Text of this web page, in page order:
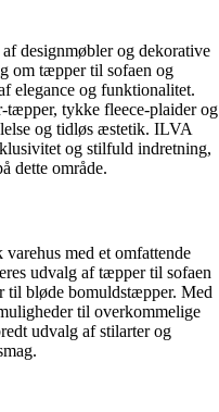
designmøbler og dekorative
om tæpper til sofaen og
elegance og funktionalitet.
tykke fleece-plaider og
og tidløs æstetik. ILVA
og stilfuld indretning,
dette område.
med et omfattende
udvalg af tæpper til sofaen
til bløde bomuldstæpper. Med
til overkommelige
udvalg af stilarter og